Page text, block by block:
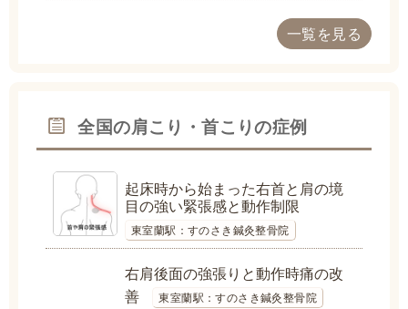
一覧を見る
全国の肩こり・首こりの症例
起床時から始まった右首と肩の境
目の強い緊張感と動作制限
東室蘭駅：すのさき鍼灸整骨院
右肩後面の強張りと動作時痛の改
善
東室蘭駅：すのさき鍼灸整骨院